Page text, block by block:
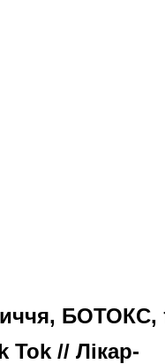
БОТОКС,
Tok // Лікар-